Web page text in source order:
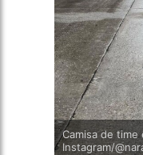
Camisa de
Instagram/